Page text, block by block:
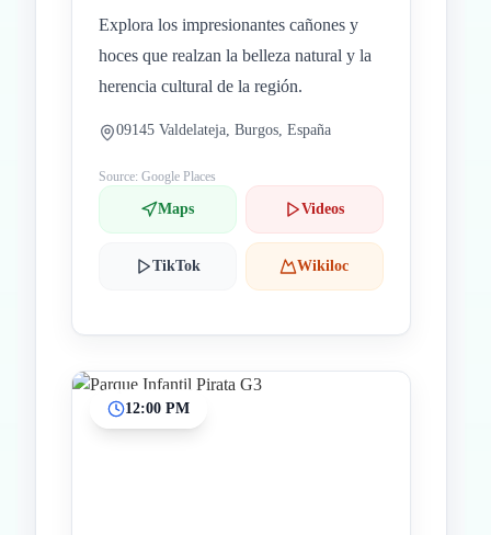
Explora los impresionantes cañones y
hoces que realzan la belleza natural y la
herencia cultural de la región.
09145 Valdelateja, Burgos, España
Source: Google Places
Maps Videos
TikTok Wikiloc
12:00 PM